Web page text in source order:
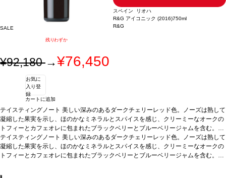
SALE
残りわずか
スペイン リオハ
R&G アイコニック (2016)750ml
R&G
¥92,180→¥76,450
お気に
入り登
録
カートに追加
テイスティングノート 美しい深みのあるダークチェリーレッド色。ノーズは熟して
凝縮した果実を示し、ほのかなミネラルとスパイスを感じ、クリーミーなオークの
トフィーとカフェオレに包まれたブラックベリーとブルーベリージャムを含む。凝
縮されたグリセリンのような核を持ち、バランスがよく、果実味に富んだ上質で繊
細なタンニンに、表情豊かで、テロワールの特徴がはっきりと印象に残る長い余韻
が続く。
合う料理漁師が作るバスクの伝統的な煮込み料理で、マグロやトマト、ピーマンな
どを使ったマルミタコ料理に合う。またラム料理、牛肉のステーキ、鯛のグリル、
チーズなどとも好相性。葡萄品種95%テンプラリーニョ、5%ガルナッチャ
コンサルタントでもあるミシェル・ロランが、アラエックス・グランの創業者兼C
テイスティングノート 美しい深みのあるダークチェリーレッド色。ノーズは熟して
凝縮した果実を示し、ほのかなミネラルとスパイスを感じ、クリーミーなオークの
トフィーとカフェオレに包まれたブラックベリーとブルーベリージャムを含む。凝
細なタンニンに、表情豊かで、テロワールの特徴がはっきりと印象に残る長い余韻
どを使ったマルミタコ料理に合う。またラム料理、牛肉のステーキ、鯛のグリル、